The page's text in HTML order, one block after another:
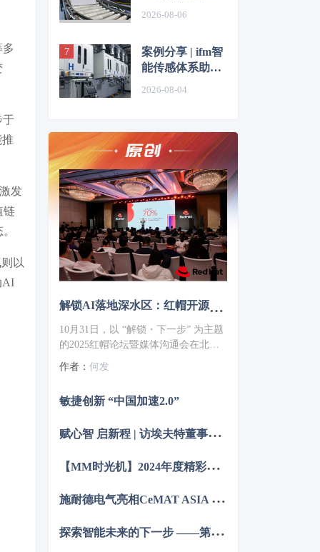
多
于
发
链
以
AI
重塑物流输送线
2026-08-06
案例分享 | ifm智
能传感体系助力
半导体单晶生长
2026-08-04
解锁AI落地深水区：红帽开源生态赋能企业数字化跃迁 ——2025红帽论坛重磅发布车用OS
10月31日，以 “解锁・下一步” 为主题
的2025红帽论坛暨媒体沟通会在北京
JW万豪酒店盛大召开。红帽通过核心
主旨演讲、重磅新品发布、权威报告
开源技术破解行业痛点、引领企业数
企业创新注入强劲动力。
作者： 何发
敏捷创新 “中国加速2.0”
赋
心智 启新程 | 访埃夫特董事长兼总经理游玮博士
【
MM时光机】2024年度精彩瞬间大盘点 杂志篇
施
耐德电气亮相CeMAT ASIA 为智能物流多维赋能
探
索智能未来的下一步 ——第12届中国硬科技产业链创新趋势峰会暨百家媒体论坛成功举办